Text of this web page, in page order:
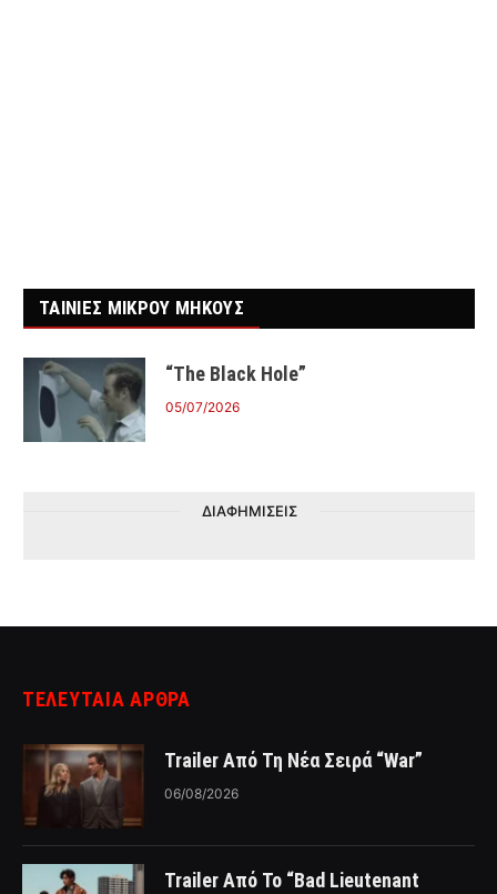
ΤΑΙΝΙΕΣ ΜΙΚΡΟΥ ΜΗΚΟΥΣ
“The Black Hole”
05/07/2026
ΔΙΑΦΗΜΙΣΕΙΣ
ΤΕΛΕΥΤΑΙΑ ΑΡΘΡΑ
Trailer Από Τη Νέα Σειρά “War”
06/08/2026
Trailer Από Το “Bad Lieutenant